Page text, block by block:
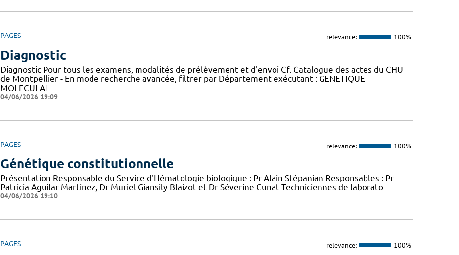
PAGES relevance: 100%
Diagnostic
Diagnostic Pour tous les examens, modalités de prélèvement et d'envoi Cf. Catalogue des actes du CHU
de Montpellier - En mode recherche avancée, filtrer par Département exécutant : GENETIQUE
MOLECULAI
04/06/2026 19:09
PAGES relevance: 100%
Génétique constitutionnelle
Présentation Responsable du Service d'Hématologie biologique : Pr Alain Stépanian Responsables : Pr
Patricia Aguilar-Martinez, Dr Muriel Giansily-Blaizot et Dr Séverine Cunat Techniciennes de laborato
04/06/2026 19:10
PAGES relevance: 100%